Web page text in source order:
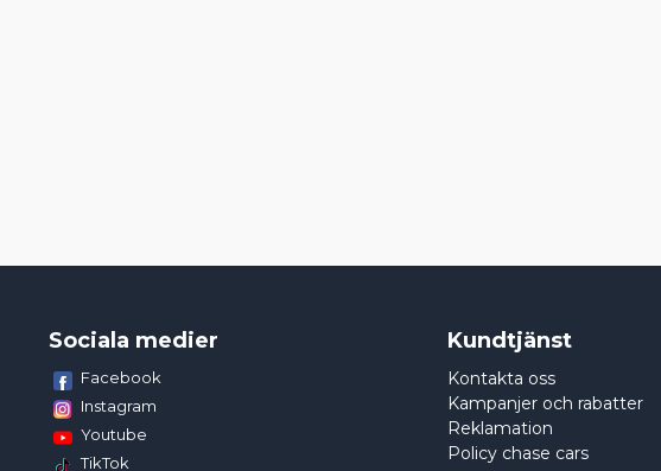
Sociala medier
Facebook
Instagram
Youtube
TikTok
Kundtjänst
Kontakta oss
Kampanjer och rabatter
Reklamation
Policy chase cars